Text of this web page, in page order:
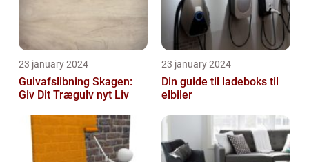
23 january 2024
Gulvafslibning Skagen:
Giv Dit Trægulv nyt Liv
23 january 2024
Din guide til ladeboks til
elbiler